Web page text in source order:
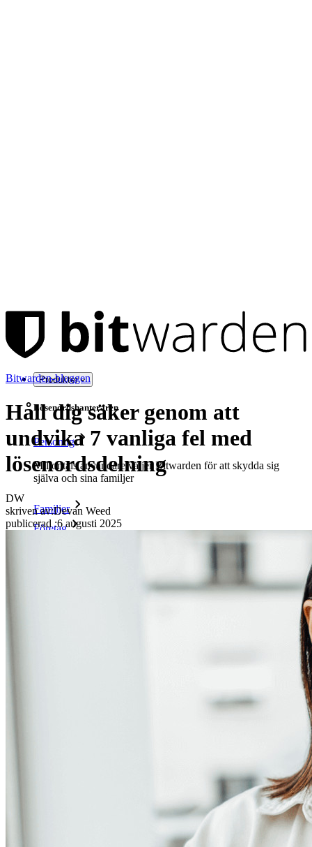
Produkter
Lösenordshanteraren
Personlig
Miljontals användare väljer Bitwarden för att skydda sig
själva och sina familjer
Familjer
Företag
Bitwarden-bloggen
Håll dig säker genom att
undvika 7 vanliga fel med
lösenordsdelning
DW
skriven av:Devan Weed
publicerad :6 augusti 2025